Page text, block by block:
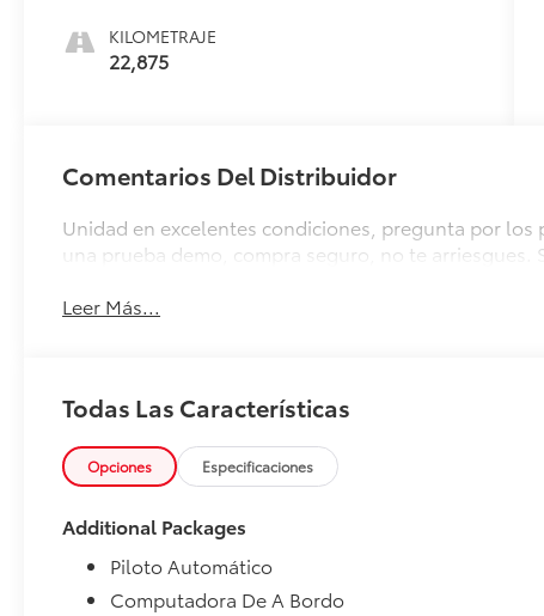
KILOMETRAJE
22,875
Comentarios Del Distribuidor
Unidad en excelentes condiciones, pregunta por
una prueba demo, compra seguro, no te
Leer Más...
Todas Las Características
Opciones Especificaciones
Additional Packages
Piloto Automático
Computadora De A Bordo